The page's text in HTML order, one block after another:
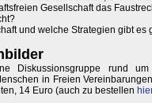
Gesellschaft das
und welche Strategien gibt es
Diskussionsgruppe rund um
in Freien
14 Euro (auch zu bestellen